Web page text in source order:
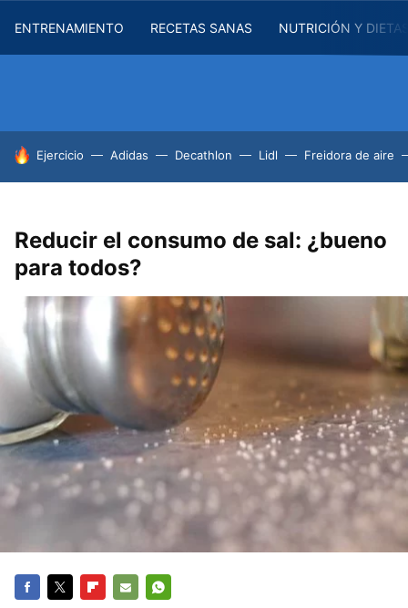
ENTRENAMIENTO RECETAS SANAS NUTRICIÓN Y
HOY SE HABLA DE
Ejercicio Adidas Decathlon Lidl Freidora de aire
Reducir el consumo de sal: ¿bueno
para todos?